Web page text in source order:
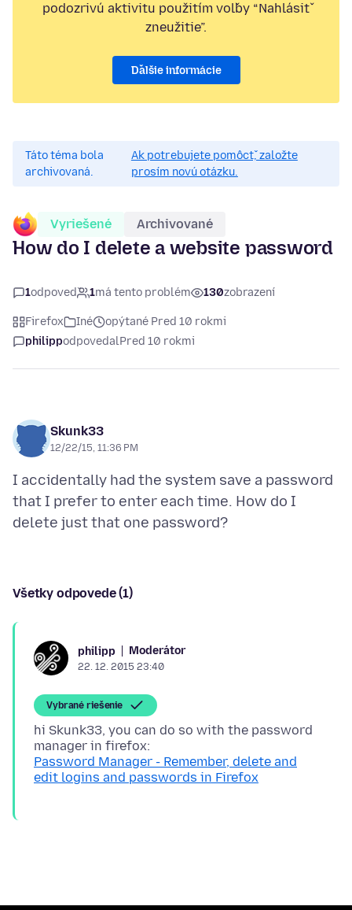
podozrivú aktivitu použitím voľby “Nahlásiť
zneužitie”.
Ďalšie informácie
Táto téma bola
archivovaná.
Ak potrebujete pomôcť, založte
prosím novú otázku.
Vyriešené Archivované
How do I delete a website password
1odpoveď 1má tento problém 130zobrazení
Firefox Iné
opýtané Pred 10 rokmi
philippodpovedalPred 10 rokmi
Skunk33
12/22/15, 11:36 PM
I accidentally had the system save a password
that I prefer to enter each time. How do I
Všetky odpovede (1)
philipp Moderátor
22. 12. 2015 23:40
Vybrané riešenie
hi Skunk33, you can do so with the password
Password Manager - Remember, delete and
edit logins and passwords in Firefox